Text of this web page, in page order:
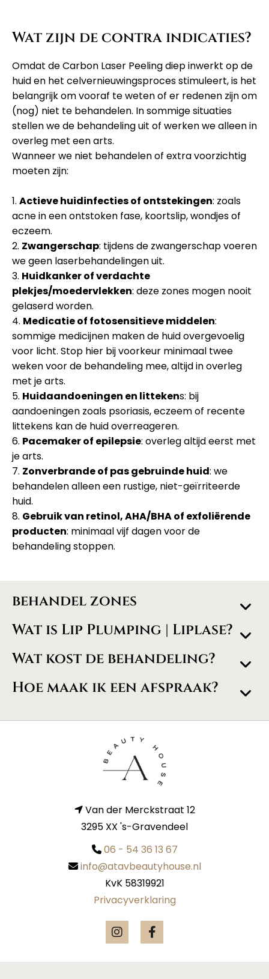
Wat zijn de contra indicaties?
Omdat de Carbon Laser Peeling diep inwerkt op de
huid en het celvernieuwingsproces stimuleert, is het
belangrijk om vooraf te weten of er redenen zijn om
(nog) niet te behandelen. In sommige situaties
stellen we de behandeling uit of werken we alleen in
overleg met een arts.
Wanneer we niet behandelen of extra voorzichtig
moeten zijn:
1. Actieve huidinfecties of ontstekingen: zoals
acne in een ontstoken fase, koortslip, wondjes of
eczeem.
2. Zwangerschap: tijdens de zwangerschap voeren
we geen laserbehandelingen uit.
3. Huidkanker of verdachte
plekjes/moedervlekken: deze zones mogen nooit
gelaserd worden.
4. Medicatie of fotosensitieve middelen:
sommige medicijnen maken de huid overgevoelig
voor licht. Stop hier bij voorkeur minimaal twee
weken voor de behandeling mee, altijd in overleg
met je arts.
5. Huidaandoeningen en littekens: bij
aandoeningen zoals psoriasis, eczeem of recente
littekens kan de huid overreageren.
6. Pacemaker of epilepsie: overleg altijd eerst met
je arts.
7. Zonverbrande of pas gebruinde huid: we
behandelen alleen een rustige, niet-geïrriteerde
huid.
8. Gebruik van retinol, AHA/BHA of exfoliërende
producten: minimaal vijf dagen voor de
behandeling stoppen.
behandel zones
Wat is Lip Plumping | Liplase?
Wat kost de behandeling?
Hoe maak ik een afspraak?
Van der Merckstraat 12
3295 XX 's-Gravendeel
 06 - 54 36 13 67
 info@atavbeautyhouse.nl
KvK 58319921
Privacyverklaring